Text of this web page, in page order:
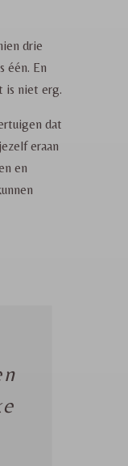
drie
één. En
is niet erg.
dat
eraan
en